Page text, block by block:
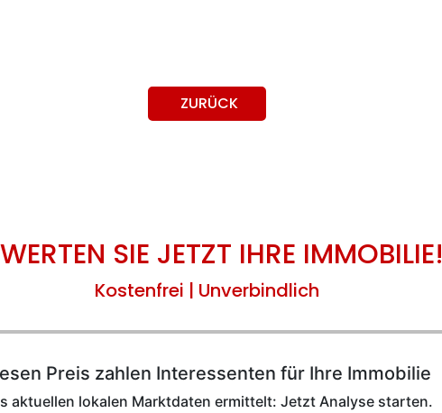
ZURÜCK
SIE JETZT IHRE IMMOBILIE!
Kostenfrei | Unverbindlich
Preis zahlen Interessenten für Ihre Immobilie
aktuellen lokalen Marktdaten ermittelt: Jetzt Analyse starten.